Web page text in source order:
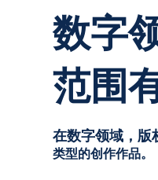
数字
范围
在数字领域，版
类型的创作作品。